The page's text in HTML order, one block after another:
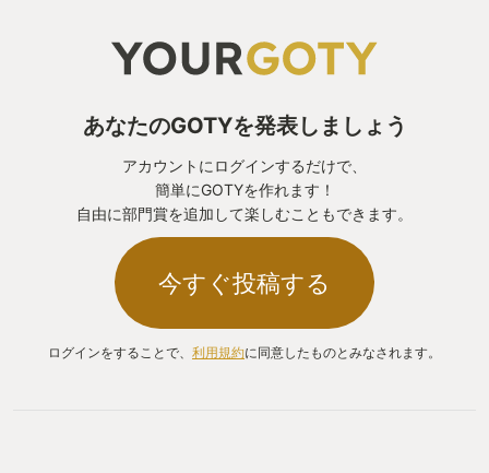
あなたのGOTYを発表しましょう
アカウントにログインするだけで、
簡単にGOTYを作れます！
自由に部門賞を追加して楽しむこともできます。
今すぐ投稿する
ログインをすることで、 利用規約に同意したものとみなされます。